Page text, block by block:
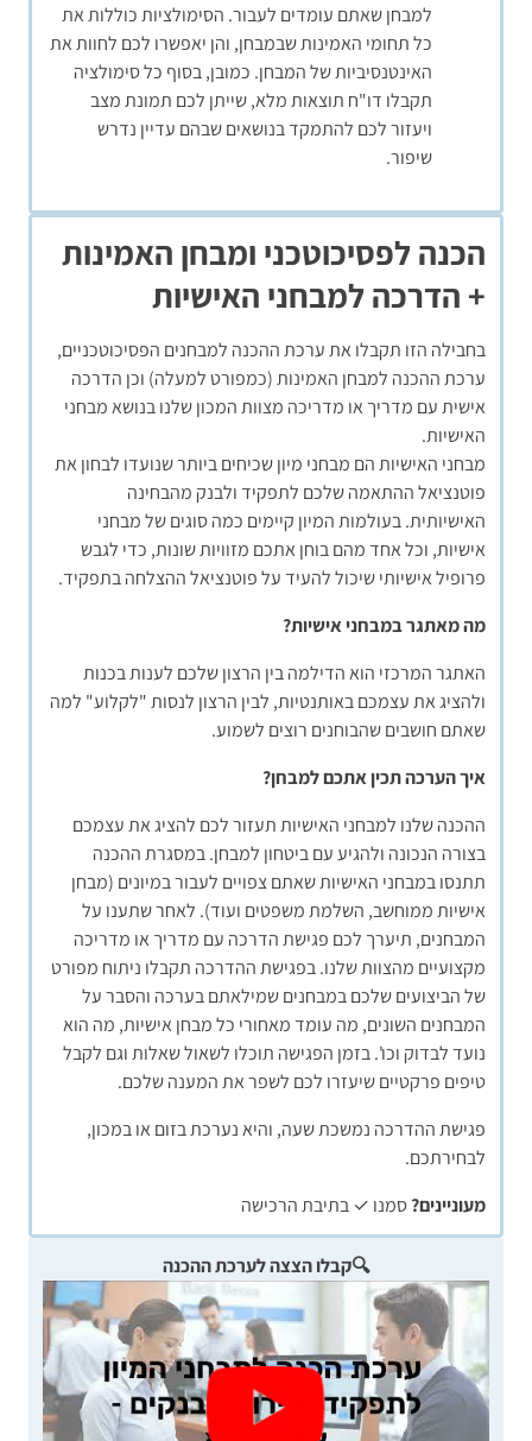
למבחן שאתם עומדים לעבור. הסימולציות כוללות את
כל תחומי האמינות שבמבחן, והן יאפשרו לכם לחוות את
האינטנסיביות של המבחן. כמובן, בסוף כל סימולציה
תקבלו דו"ח תוצאות מלא, שייתן לכם תמונת מצב
ויעזור לכם להתמקד בנושאים שבהם עדיין נדרש
שיפור.
הכנה לפסיכוטכני ומבחן האמינות
+ הדרכה למבחני האישיות
בחבילה הזו תקבלו את ערכת ההכנה למבחנים הפסיכוטכניים,
ערכת ההכנה למבחן האמינות (כמפורט למעלה) וכן הדרכה
אישית עם מדריך או מדריכה מצוות המכון שלנו בנושא מבחני
האישיות.
מבחני האישיות הם מבחני מיון שכיחים ביותר שנועדו לבחון את
פוטנציאל ההתאמה שלכם לתפקיד ולבנק מהבחינה
האישיותית. בעולמות המיון קיימים כמה סוגים של מבחני
אישיות, וכל אחד מהם בוחן אתכם מזוויות שונות, כדי לגבש
פרופיל אישיותי שיכול להעיד על פוטנציאל ההצלחה בתפקיד.
מה מאתגר במבחני אישיות?
האתגר המרכזי הוא הדילמה בין הרצון שלכם לענות בכנות
ולהציג את עצמכם באותנטיות, לבין הרצון לנסות "לקלוע" למה
שאתם חושבים שהבוחנים רוצים לשמוע.
איך הערכה תכין אתכם למבחן?
ההכנה שלנו למבחני האישיות תעזור לכם להציג את עצמכם
בצורה הנכונה ולהגיע עם ביטחון למבחן. במסגרת ההכנה
תתנסו במבחני האישיות שאתם צפויים לעבור במיונים (מבחן
אישיות ממוחשב, השלמת משפטים ועוד). לאחר שתענו על
המבחנים, תיערך לכם פגישת הדרכה עם מדריך או מדריכה
מקצועיים מהצוות שלנו. בפגישת ההדרכה תקבלו ניתוח מפורט
של הביצועים שלכם במבחנים שמילאתם בערכה והסבר על
המבחנים השונים, מה עומד מאחורי כל מבחן אישיות, מה הוא
נועד לבדוק וכו'. בזמן הפגישה תוכלו לשאול שאלות וגם לקבל
טיפים פרקטיים שיעזרו לכם לשפר את המענה שלכם.
פגישת ההדרכה נמשכת שעה, והיא נערכת בזום או במכון,
לבחירתכם.
מעוניינים?סמנו ✓ בתיבת הרכישה
🔍קבלו הצצה לערכת ההכנה